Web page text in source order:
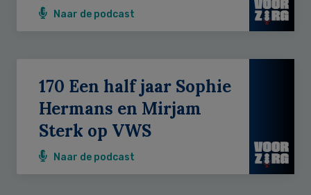
Naar de podcast
170 Een half jaar Sophie
Hermans en Mirjam
Sterk op VWS
Naar de podcast